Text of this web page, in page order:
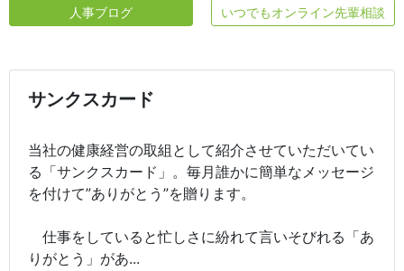
人事ブログ いつでもオンライン先輩相談
サンクスカード
当社の健康経営の取組として紹介させていただいてい
る「サンクスカード」。毎月誰かに簡単なメッセージ
を付けて”ありがとう”を贈ります。
仕事をしていると忙しさに紛れて言いそびれる「あ
りがとう」があ...